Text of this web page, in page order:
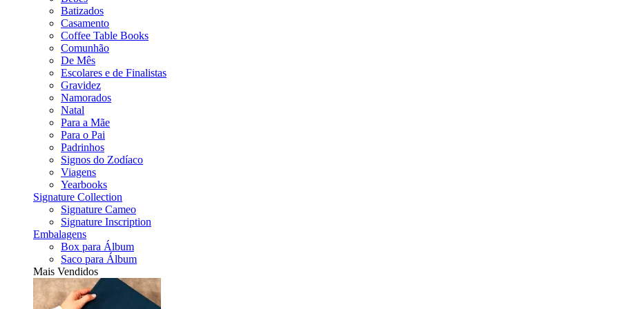
Batizados
Casamento
Coffee Table Books
Comunhão
De Mês
Escolares e de Finalistas
Gravidez
Namorados
Natal
Para a Mãe
Para o Pai
Padrinhos
Signos do Zodíaco
Viagens
Yearbooks
Signature Collection
Signature Cameo
Signature Inscription
Embalagens
Box para Álbum
Saco para Álbum
Mais Vendidos